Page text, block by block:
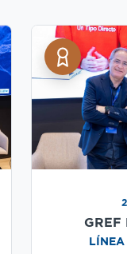
GREF
LÍNEA